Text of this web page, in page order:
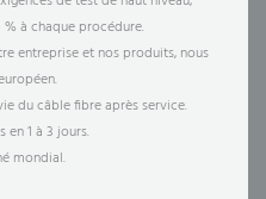
à chaque procédure.
entreprise et nos produits, nous
du câble fibre après service.
1 à 3 jours.
mondial.